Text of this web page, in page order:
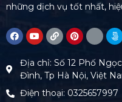
những dịch vụ tốt nhất,
Địa chỉ: Số 12 Phố
Đình, Tp Hà Nội, Việt
Điện thoại: 0325657997